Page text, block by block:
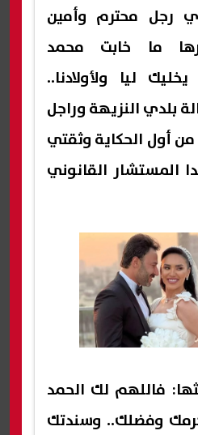
رجل محترم وأمين
ما خابت محمد
ليا ولأولادنا..
بلدي النزيهة وراجل
أول الحكاية وثقتي
المستشار القانوني
فاللهم لك الحمد
وفضلك.. وسندتك